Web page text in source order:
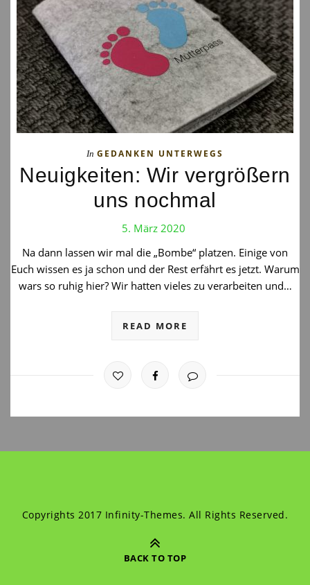
In GEDANKEN UNTERWEGS
Neuigkeiten: Wir vergrößern
uns nochmal
5. März 2020
Na dann lassen wir mal die „Bombe“ platzen. Einige von
Euch wissen es ja schon und der Rest erfährt es jetzt. Warum
wars so ruhig hier? Wir hatten vieles zu verarbeiten und…
READ MORE
Copyrights 2017 Infinity-Themes. All Rights Reserved.
BACK TO TOP